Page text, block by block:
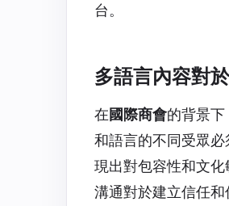
台。
多語言內容對
在國際商會的背景
和語言的不同受眾
現出對包容性和文
溝通對於建立信任